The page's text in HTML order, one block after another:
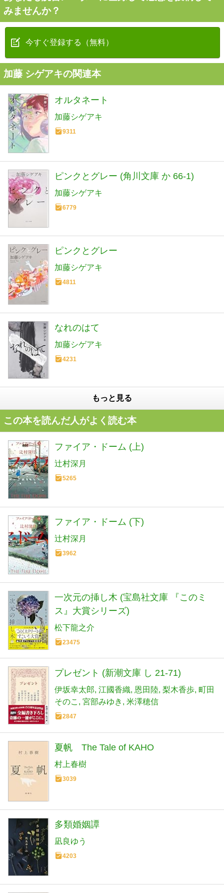
みませんか？
今すぐ登録する（無料）
加藤 シゲアキの関連本
オルタネート
加藤シゲアキ
9311
ピンクとグレー (角川文庫 か 66-1)
加藤シゲアキ
6779
ピンクとグレー
加藤シゲアキ
4811
なれのはて
加藤シゲアキ
4231
もっと見る
この本を読んだ人がよく読む本
ファイア・ドーム (上)
辻村深月
5265
ファイア・ドーム (下)
辻村深月
3962
一次元の挿し木 (宝島社文庫 『このミ
ス』大賞シリーズ)
松下龍之介
23475
プレゼント (新潮文庫 し 21-71)
伊坂幸太郎 江國香織 恩田陸 梨木香歩 町田
そのこ
宮部みゆき 米澤穂信
2847
夏帆 The Tale of KAHO
村上春樹
3039
多類婚姻譚
凪良ゆう
4203